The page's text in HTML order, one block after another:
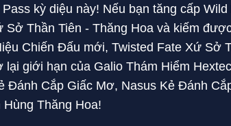
kỳ diệu này! Nếu bạn tăng cấp
Sở Thần Tiên - Thăng Hoa và kiếm
Chiến Đấu mới, Twisted Fate Xứ Sở
giới hạn của Galio Thám Hiểm
Đánh Cắp Giấc Mơ, Nasus Kẻ Đánh
Thăng Hoa!